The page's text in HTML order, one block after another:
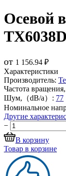
Осевой
от 1 156.94 ₽
Характеристики
Производитель:
Частота
Шум,（dB/a）: 77
Номинальное
Другие
−
В корзину
Товар в корзине